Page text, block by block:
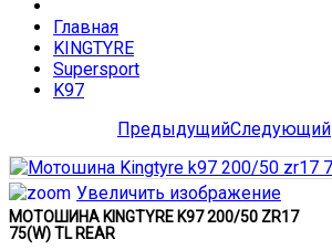
Главная
KINGTYRE
Supersport
K97
ПредыдущийСледующий
Увеличить изображение
МОТОШИНА KINGTYRE K97 200/50 ZR17
75(W) TL REAR